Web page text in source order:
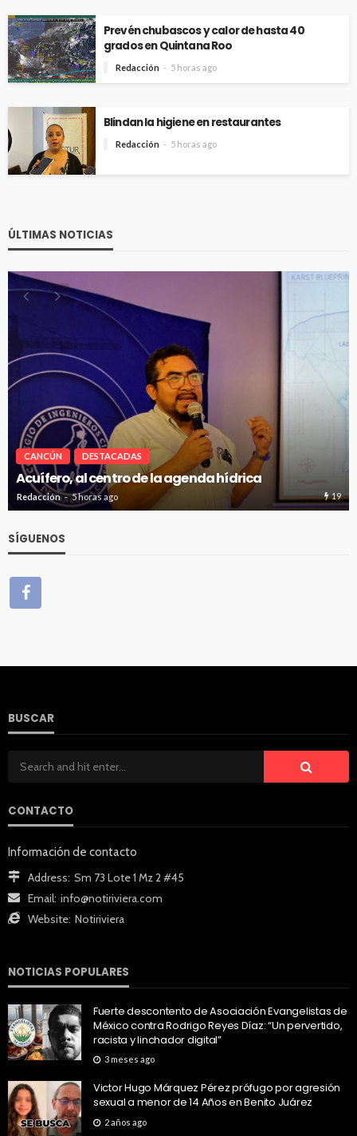
Prevén chubascos y calor de hasta 40
grados en Quintana Roo
Redacción 5 horas ago
Blindan la higiene en restaurantes
Redacción 5 horas ago
ÚLTIMAS NOTICIAS
19
CANCÚN DESTACADAS
Renuevan 250 módulos de basura en el bulevar
Kukulcán
Redacción 5 horas ago
SÍGUENOS
BUSCAR
CONTACTO
Información de contacto
Address: Sm 73 Lote 1 Mz 2 #45
Email: info@notiriviera.com
Website: Notiriviera
NOTICIAS POPULARES
Fuerte descontento de Asociación Evangelistas de
México contra Rodrigo Reyes Díaz: “Un pervertido,
racista y linchador digital”
3 meses ago
Victor Hugo Márquez Pérez prófugo por agresión
sexual a menor de 14 Años en Benito Juárez
2 años ago